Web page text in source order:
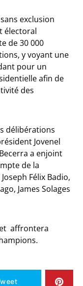
exclusion
électoral
de 30 000
y voyant une
pour un
afin de
des
délibérations
Jovenel
a enjoint
de la
Félix Badio,
James Solages
et affrontera